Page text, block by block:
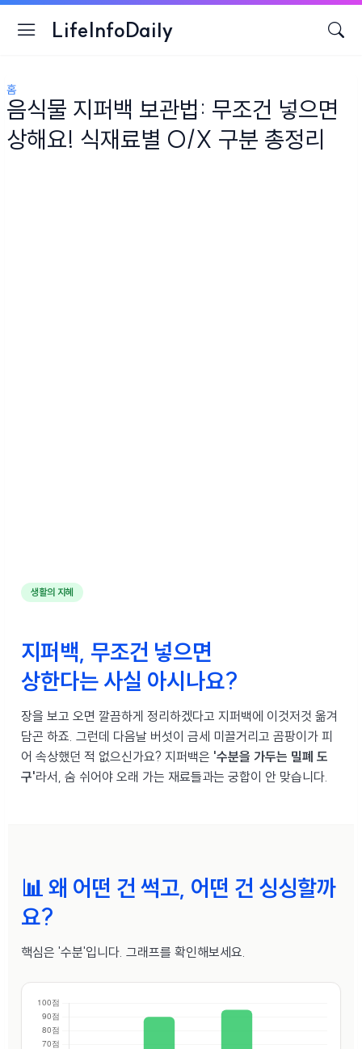
LifeInfoDaily
홈
음식물 지퍼백 보관법: 무조건 넣으면
상해요! 식재료별 O/X 구분 총정리
생활의 지혜
지퍼백, 무조건 넣으면
상한다는 사실 아시나요?
장을 보고 오면 깔끔하게 정리하겠다고 지퍼백에 이것저것 옮겨
담곤 하죠. 그런데 다음날 버섯이 금세 미끌거리고 곰팡이가 피
어 속상했던 적 없으신가요? 지퍼백은 '수분을 가두는 밀폐 도
구'라서, 숨 쉬어야 오래 가는 재료들과는 궁합이 안 맞습니다.
📊 왜 어떤 건 썩고, 어떤 건 싱싱할까
요?
핵심은 '수분'입니다. 그래프를 확인해보세요.